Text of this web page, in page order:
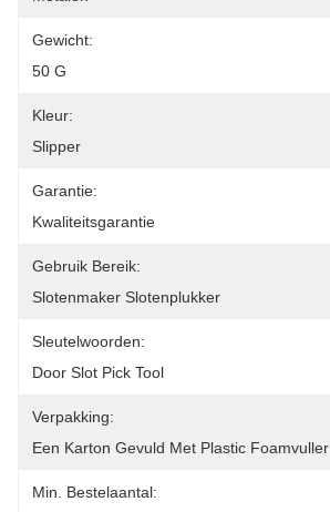
Gewicht:
50 G
Kleur:
Slipper
Garantie:
Kwaliteitsgarantie
Gebruik Bereik:
Slotenmaker Slotenplukker
Sleutelwoorden:
Door Slot Pick Tool
Verpakking:
Een Karton Gevuld Met Plastic Foamvuller
Min. Bestelaantal: